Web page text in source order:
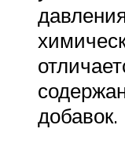
добавок.